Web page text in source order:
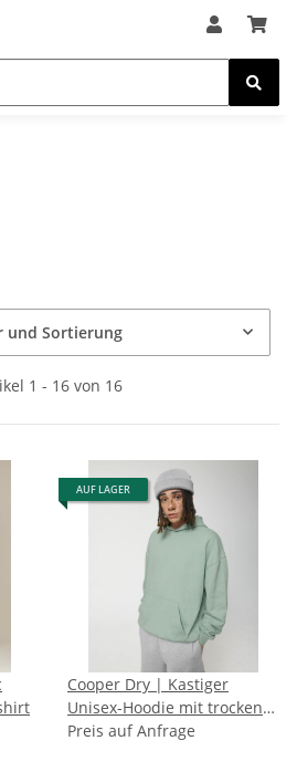
und Sortierung
1 - 16 von 16
AUF LAGER
Cooper Dry | Kastiger
Unisex-Hoodie mit trockener
Haptik
Preis auf Anfrage